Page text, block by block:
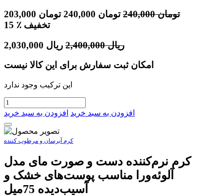
203,000 تومان 240,000تومان 240,000 تومان
15
٪ تخفیف
2,030,000 ریال 2,400,000 ریال
امکان ثبت سفارش برای این کالا نیست
این ترکیب وجود ندارد
افزودن به سبد خرید افزودن به سبد خرید
کرم آبرسان و مرطوب کننده
کرم نرم‌کننده دست و صورت مای مدل
آلوئه‌ورا مناسب پوست‌های خشک و
آسیب‌دیده 75میل